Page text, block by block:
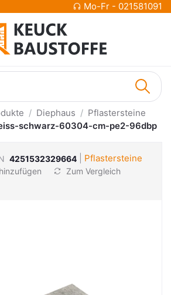
Mo-Fr - 021581091
Diephaus
Pflastersteine
schwarz-60304-cm-pe2-96dbp
4251532329664 Pflastersteine
Zum Vergleich